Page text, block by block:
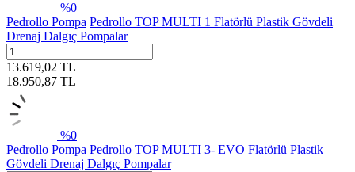
%0
Pedrollo Pompa Pedrollo TOP MULTI 1 Flatörlü Plastik Gövdeli
Drenaj Dalgıç Pompalar
13.619,02 TL
18.950,87 TL
%0
Pedrollo Pompa Pedrollo TOP MULTI 3- EVO Flatörlü Plastik
Gövdeli Drenaj Dalgıç Pompalar